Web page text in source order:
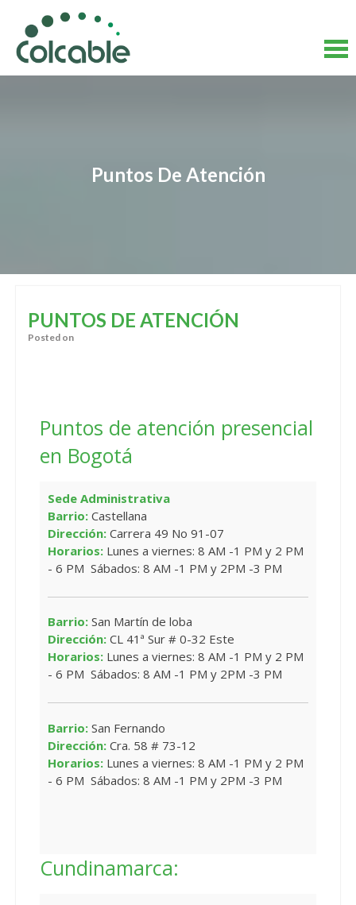
content
Puntos De Atención
PUNTOS DE ATENCIÓN
Posted on
Puntos de atención presencial
en Bogotá
Sede Administrativa
Barrio: Castellana
Dirección: Carrera 49 No 91-07
Horarios: Lunes a viernes: 8 AM -1 PM y 2 PM
- 6 PM Sábados: 8 AM -1 PM y 2PM -3 PM
Barrio: San Martín de loba
Dirección: CL 41ª Sur # 0-32 Este
Horarios: Lunes a viernes: 8 AM -1 PM y 2 PM
- 6 PM Sábados: 8 AM -1 PM y 2PM -3 PM
Barrio: San Fernando
Dirección: Cra. 58 # 73-12
Horarios: Lunes a viernes: 8 AM -1 PM y 2 PM
- 6 PM Sábados: 8 AM -1 PM y 2PM -3 PM
Cundinamarca: